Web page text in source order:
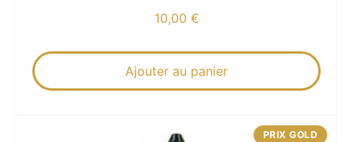
10,00 €
Ajouter au panier
PRIX GOLD